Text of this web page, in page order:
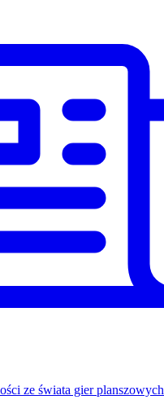
ze świata gier planszowych